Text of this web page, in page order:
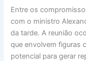
Entre os
com o ministro
da tarde. A reunião
que envolvem figuras
potencial para gerar